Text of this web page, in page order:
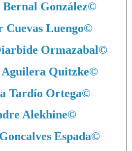
González©
Cuevas Luengo©
Ormazabal©
Quitzke©
Tardío Ortega©
Alekhine©
Espada©